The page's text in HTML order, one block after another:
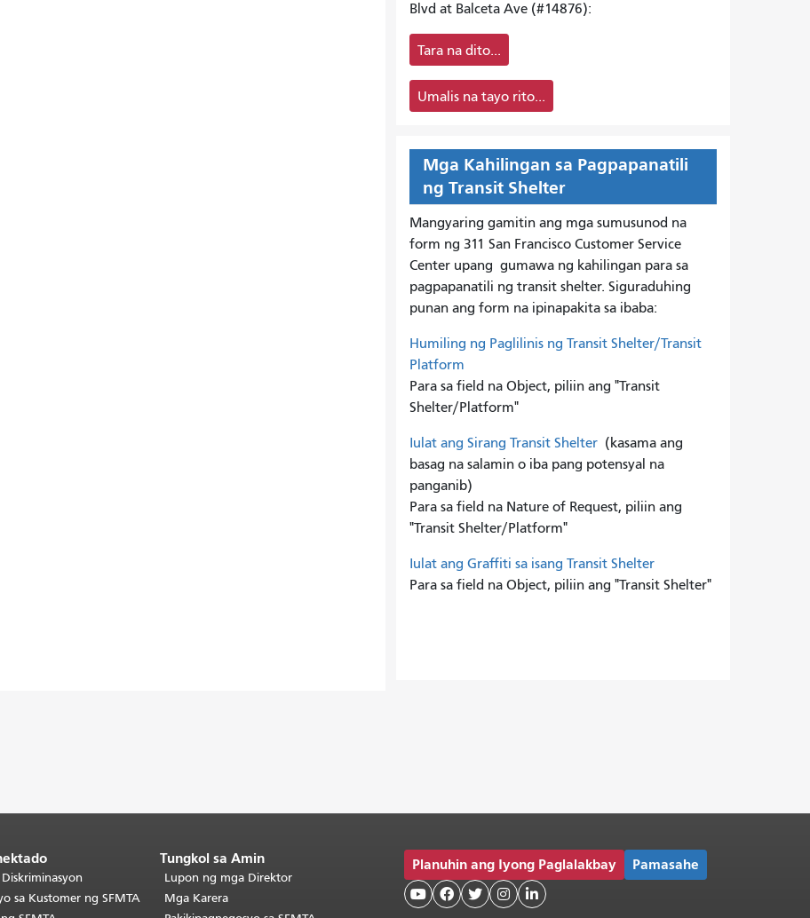
Blvd at Balceta Ave (#14876):
Tara na dito...
Umalis na tayo rito...
Mga Kahilingan sa Pagpapanatili
ng Transit Shelter
Mangyaring gamitin ang mga sumusunod na
form ng 311 San Francisco Customer Service
Center upang gumawa ng kahilingan para sa
pagpapanatili ng transit shelter. Siguraduhing
punan ang form na ipinapakita sa ibaba:
Humiling ng Paglilinis ng Transit Shelter/Transit
Platform
Para sa field na Object, piliin ang "Transit
Shelter/Platform"
Iulat ang Sirang Transit Shelter(kasama ang
basag na salamin o iba pang potensyal na
panganib)
Para sa field na Nature of Request, piliin ang
"Transit Shelter/Platform"
Iulat ang Graffiti sa isang Transit Shelter
Para sa field na Object, piliin ang "Transit Shelter"
sa Kustomer ng SFMTA
Tungkol sa Amin
Lupon ng mga Direktor
Mga Karera
Planuhin ang Iyong Paglalakbay Pamasahe
    